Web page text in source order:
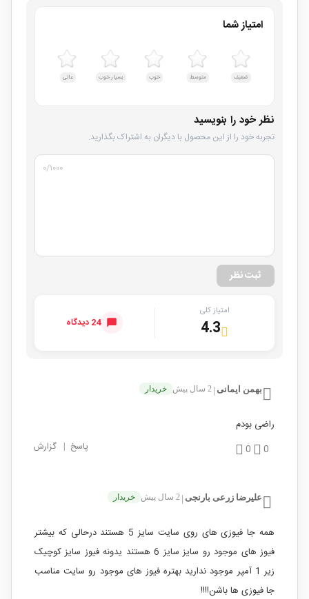
امتیاز شما
ضعیف متوسط خوب بسیار خوب عالی
نظر خود را بنویسید
تجربه خود را از این محصول با دیگران به اشتراک بگذارید.
۰/۱۰۰۰
ثبت نظر
امتیاز کلی
4.3 24 دیدگاه
بهمن ایمانی 2 سال پیش خریدار
راضی بودم
0
0 پاسخ | گزارش
علیرضا زرعی بارنجی 2 سال پیش خریدار
همه جا فیوزی های روی سایت سایز 5 هستند درحالی که بیشتر
فیوز های موجود رو سایز سایز 6 هستند یدونه فیوز سایز کوچیک
زیر 1 آمپر موجود ندارید بهتره فیوز های موجود رو سایت مناسب
جا فیوزی ها باشن!!!!